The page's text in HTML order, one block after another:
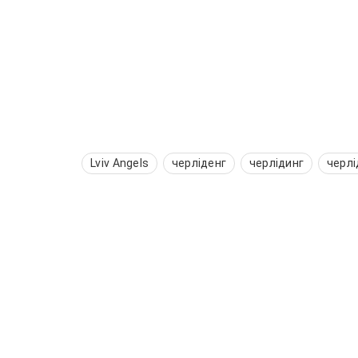
Lviv Angels черліденг черлідинг